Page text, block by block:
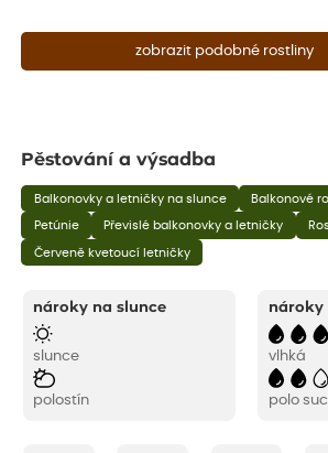
zobrazit podobné rostliny
Pěstování a výsadba
Balkonovky a letničky na slunce Balkonové
Petúnie Převislé balkonovky a letničky
Červeně kvetoucí letničky
nároky na slunce
slunce
polostín
nároky
vlhká
polo